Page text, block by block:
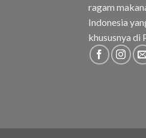
ragam
Indonesia
khususnya di